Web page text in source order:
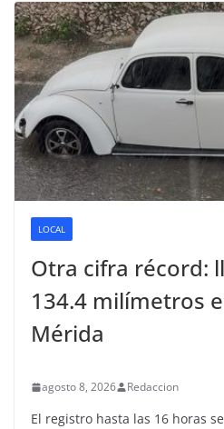
LOCAL
Otra cifra récord:
134.4 milímetros
Mérida
agosto 8, 2026 Redaccion
El registro hasta las 16 horas